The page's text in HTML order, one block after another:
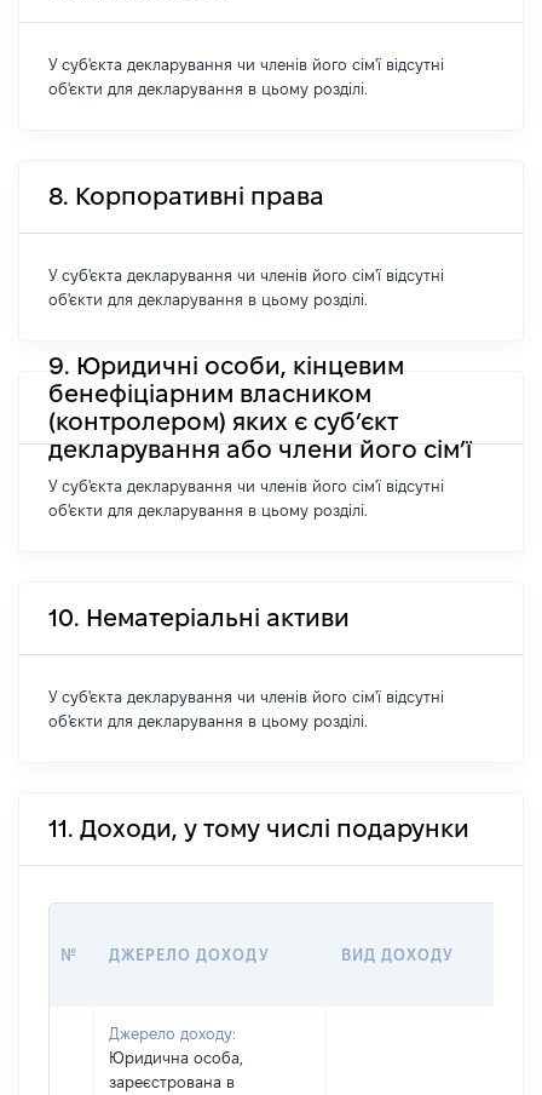
У суб'єкта декларування чи членів його сім'ї відсутні
об'єкти для декларування в цьому розділі.
8. Корпоративні права
У суб'єкта декларування чи членів його сім'ї відсутні
об'єкти для декларування в цьому розділі.
9. Юридичні особи, кінцевим
бенефіціарним власником
(контролером) яких є суб’єкт
декларування або члени його сім’ї
У суб'єкта декларування чи членів його сім'ї відсутні
об'єкти для декларування в цьому розділі.
10. Нематеріальні активи
У суб'єкта декларування чи членів його сім'ї відсутні
об'єкти для декларування в цьому розділі.
11. Доходи, у тому числі подарунки
№ ДЖЕРЕЛО ДОХОДУ ВИД ДОХОДУ
Джерело доходу:
Юридична особа,
зареєстрована в